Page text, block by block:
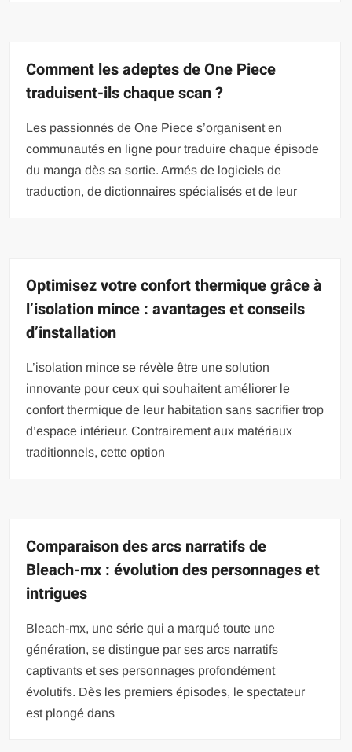
Comment les adeptes de One Piece
traduisent-ils chaque scan ?
Les passionnés de One Piece s’organisent en
communautés en ligne pour traduire chaque épisode
du manga dès sa sortie. Armés de logiciels de
traduction, de dictionnaires spécialisés et de leur
Optimisez votre confort thermique grâce à
l’isolation mince : avantages et conseils
d’installation
L’isolation mince se révèle être une solution
innovante pour ceux qui souhaitent améliorer le
confort thermique de leur habitation sans sacrifier trop
d’espace intérieur. Contrairement aux matériaux
traditionnels, cette option
Comparaison des arcs narratifs de
Bleach-mx : évolution des personnages et
intrigues
Bleach-mx, une série qui a marqué toute une
génération, se distingue par ses arcs narratifs
captivants et ses personnages profondément
évolutifs. Dès les premiers épisodes, le spectateur
est plongé dans